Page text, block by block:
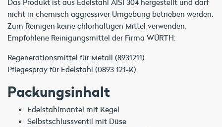
nicht in chemisch aggressiver Umgebung betrieben werden.
Zum Reinigen keine chlorhaltigen Mittel verwenden.
Empfohlene Reinigungsmittel der Firma WÜRTH:
Regenerationsmittel für Metall (8931211)
Pflegespray für Edelstahl (0893 121-K)
Packungsinhalt
Edelstahlmantel mit Kegel
Selbstschlussventil mit Düse